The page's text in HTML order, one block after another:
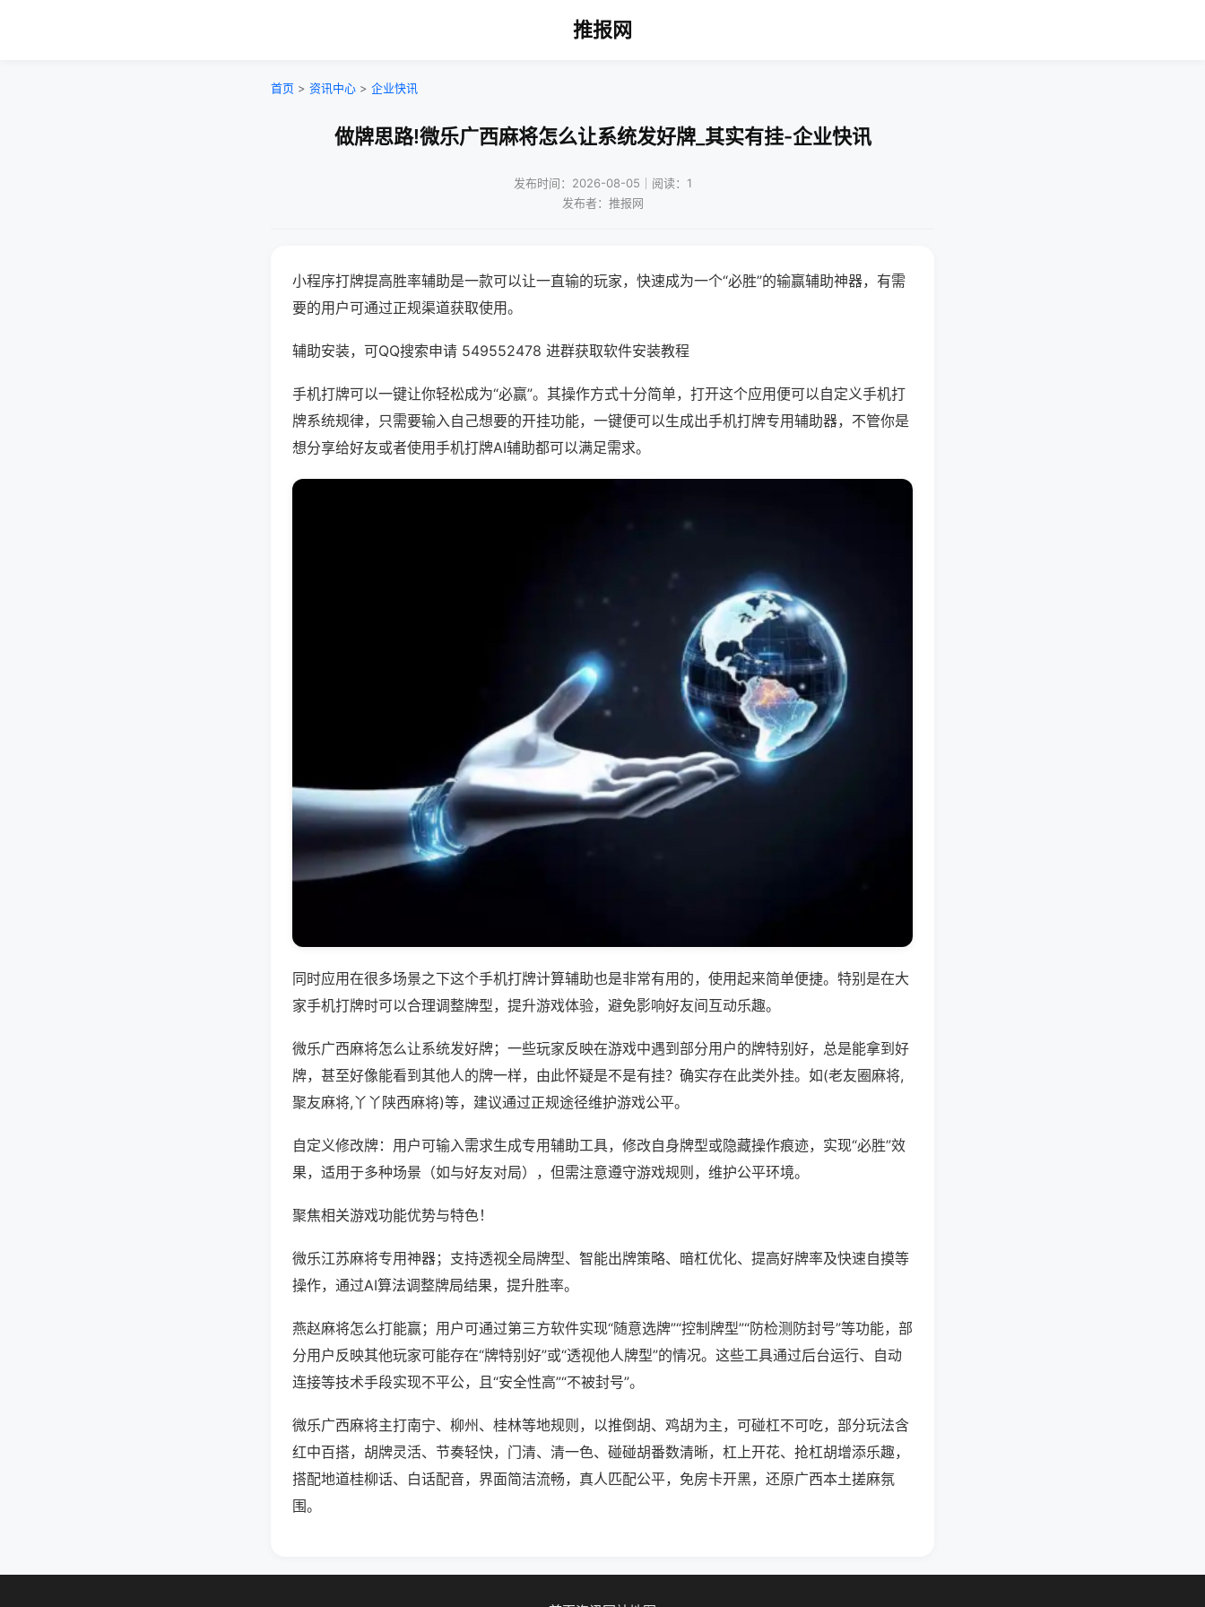
推报网
首页 > 资讯中心 > 企业快讯
做牌思路!微乐广西麻将怎么让系统发好牌_其实有挂-企业快讯
发布时间：2026-08-05｜阅读：1
发布者：推报网
小程序打牌提高胜率辅助是一款可以让一直输的玩家，快速成为一个“必胜”的输赢辅助神器，有需
要的用户可通过正规渠道获取使用。
辅助安装，可QQ搜索申请 549552478 进群获取软件安装教程
手机打牌可以一键让你轻松成为“必赢”。其操作方式十分简单，打开这个应用便可以自定义手机打
牌系统规律，只需要输入自己想要的开挂功能，一键便可以生成出手机打牌专用辅助器，不管你是
想分享给好友或者使用手机打牌AI辅助都可以满足需求。
同时应用在很多场景之下这个手机打牌计算辅助也是非常有用的，使用起来简单便捷。特别是在大
家手机打牌时可以合理调整牌型，提升游戏体验，避免影响好友间互动乐趣。
微乐广西麻将怎么让系统发好牌；一些玩家反映在游戏中遇到部分用户的牌特别好，总是能拿到好
牌，甚至好像能看到其他人的牌一样，由此怀疑是不是有挂？确实存在此类外挂。如(老友圈麻将,
聚友麻将,丫丫陕西麻将)等，建议通过正规途径维护游戏公平。
自定义修改牌：用户可输入需求生成专用辅助工具，修改自身牌型或隐藏操作痕迹，实现“必胜”效
果，适用于多种场景（如与好友对局），但需注意遵守游戏规则，维护公平环境。
聚焦相关游戏功能优势与特色！
微乐江苏麻将专用神器；支持透视全局牌型、智能出牌策略、暗杠优化、提高好牌率及快速自摸等
操作，通过AI算法调整牌局结果，提升胜率。
燕赵麻将怎么打能赢；用户可通过第三方软件实现“随意选牌”“控制牌型”“防检测防封号”等功能，部
分用户反映其他玩家可能存在“牌特别好”或“透视他人牌型”的情况。这些工具通过后台运行、自动
连接等技术手段实现不平公，且“安全性高”“不被封号”。
微乐广西麻将主打南宁、柳州、桂林等地规则，以推倒胡、鸡胡为主，可碰杠不可吃，部分玩法含
红中百搭，胡牌灵活、节奏轻快，门清、清一色、碰碰胡番数清晰，杠上开花、抢杠胡增添乐趣，
搭配地道桂柳话、白话配音，界面简洁流畅，真人匹配公平，免房卡开黑，还原广西本土搓麻氛
围。